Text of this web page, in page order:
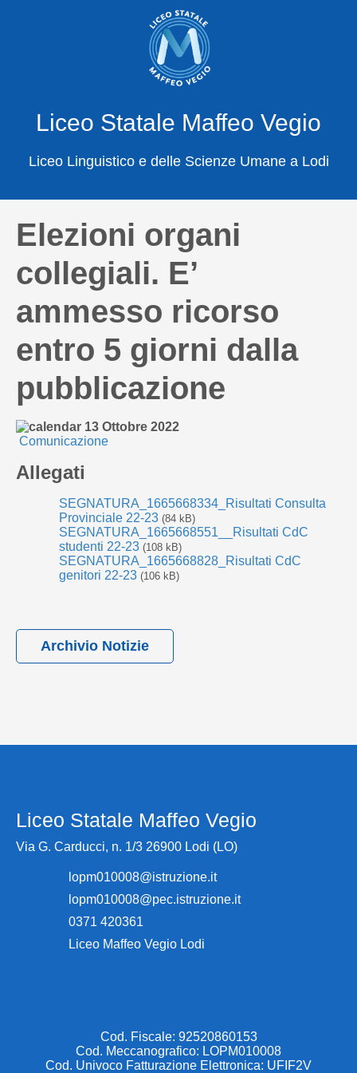
Liceo Statale Maffeo Vegio
Liceo Linguistico e delle Scienze Umane a Lodi
Elezioni organi
collegiali. E’
ammesso ricorso
entro 5 giorni dalla
pubblicazione
13 Ottobre 2022
Comunicazione
Allegati
SEGNATURA_1665668334_Risultati Consulta
Provinciale 22-23 (84 kB)
SEGNATURA_1665668551__Risultati CdC
studenti 22-23 (108 kB)
SEGNATURA_1665668828_Risultati CdC
genitori 22-23 (106 kB)
Archivio Notizie
Liceo Statale Maffeo Vegio
Via G. Carducci, n. 1/3 26900 Lodi (LO)
lopm010008@istruzione.it
lopm010008@pec.istruzione.it
0371 420361
Liceo Maffeo Vegio Lodi
Cod. Fiscale: 92520860153
Cod. Meccanografico: LOPM010008
Cod. Univoco Fatturazione Elettronica: UFIF2V